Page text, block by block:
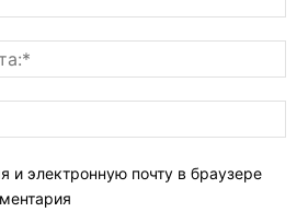
и электронную почту в браузере